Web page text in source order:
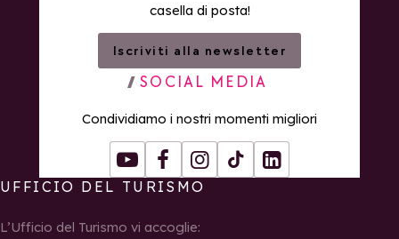
casella di posta!
Iscriviti alla newsletter
SOCIAL MEDIA
Condividiamo i nostri momenti migliori
YoutubeFacebookInstagram
Tiktok LinkedIn
UFFICIO DEL TURISMO
L’Ufficio del Turismo vi accoglie: